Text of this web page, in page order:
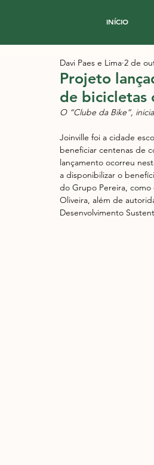
INÍCIO
Projeto
de bicicletas
Davi Paes e Lima 2 de
O “Clube da Bike”,
Joinville foi a cidade
beneficiar centenas de
lançamento ocorreu
a disponibilizar o
do Grupo Pereira,
Oliveira, além de
Desenvolvimento